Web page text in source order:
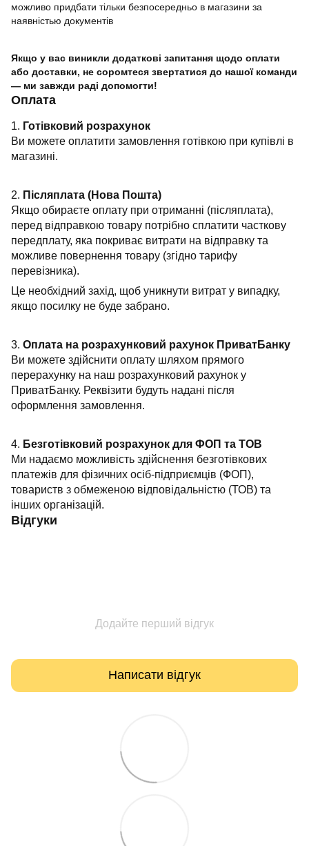
можливо придбати тільки безпосередньо в магазини за
наявністью документів
Якщо у вас виникли додаткові запитання щодо оплати
або доставки, не соромтеся звертатися до нашої команди
— ми завжди раді допомогти!
Оплата
1. Готівковий розрахунок
Ви можете оплатити замовлення готівкою при купівлі в
магазині.
2. Післяплата (Нова Пошта)
Якщо обираєте оплату при отриманні (післяплата),
перед відправкою товару потрібно сплатити часткову
передплату, яка покриває витрати на відправку та
можливе повернення товару (згідно тарифу
перевізника).
Це необхідний захід, щоб уникнути витрат у випадку,
якщо посилку не буде забрано.
3. Оплата на розрахунковий рахунок ПриватБанку
Ви можете здійснити оплату шляхом прямого
перерахунку на наш розрахунковий рахунок у
ПриватБанку. Реквізити будуть надані після
оформлення замовлення.
4. Безготівковий розрахунок для ФОП та ТОВ
Ми надаємо можливість здійснення безготівкових
платежів для фізичних осіб-підприємців (ФОП),
товариств з обмеженою відповідальністю (ТОВ) та
інших організацій.
Відгуки
Додайте перший відгук
Написати відгук